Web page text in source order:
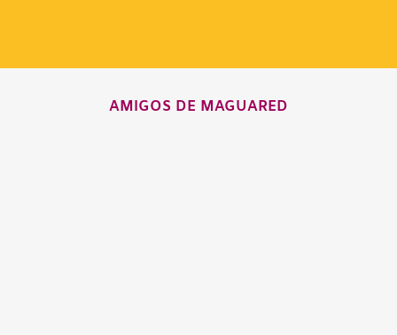
AMIGOS DE MAGUARED